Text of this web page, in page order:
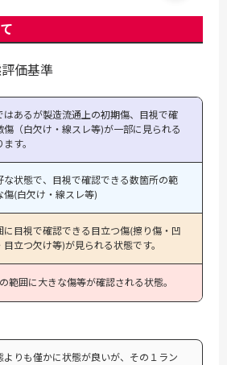
価基準
はあるが製造流通上の初期傷、目視で確
傷（白欠け・線スレ等)が一部に見られる
す。
な状態で、目視で確認できる数箇所の範
傷(白欠け・線スレ等)
に目視で確認できる目立つ傷(擦り傷・凹
目立つ欠け等)が見られる状態です。
範囲に大きな傷等が確認される状態。
よりも僅かに状態が良いが、その１ラン